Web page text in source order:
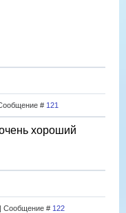
# 121
хороший
Сообщение # 122